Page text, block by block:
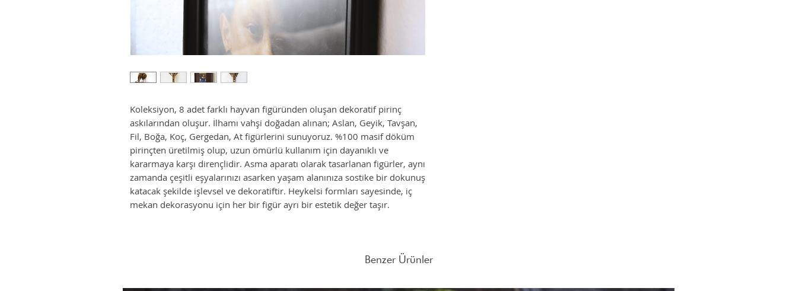
Koleksiyon, 8 adet farklı hayvan figüründen oluşan dekoratif pirinç
askılarından oluşur. İlhamı vahşi doğadan alınan; Aslan, Geyik, Tavşan,
Fil, Boğa, Koç, Gergedan, At figürlerini sunuyoruz. %100 masif döküm
pirinçten üretilmiş olup, uzun ömürlü kullanım için dayanıklı ve
kararmaya karşı dirençlidir. Asma aparatı olarak tasarlanan figürler, aynı
zamanda çeşitli eşyalarınızı asarken yaşam alanınıza sostike bir dokunuş
katacak şekilde işlevsel ve dekoratiftir. Heykelsi formları sayesinde, iç
mekan dekorasyonu için her bir figür ayrı bir estetik değer taşır.
Benzer Ürünler